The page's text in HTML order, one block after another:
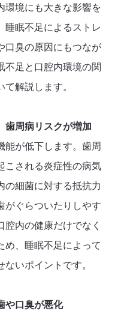
環境にも大きな影響を
睡眠不足によるストレ
口臭の原因にもつなが
不足と口腔内環境の関
解説します。
歯周病リスクが増加
能が低下します。歯周
こされる炎症性の病気
の細菌に対する抵抗力
がぐらついたりしやす
腔内の健康だけでなく
め、睡眠不足によって
いポイントです。
や口臭が悪化